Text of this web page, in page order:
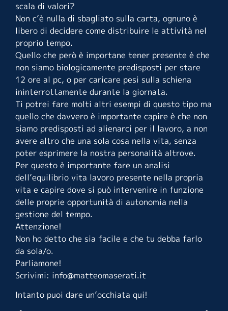
scala di valori?
Non c’è nulla di sbagliato sulla carta, ognuno è
libero di decidere come distribuire le attività nel
proprio tempo.
Quello che però è importane tener presente è che
non siamo biologicamente predisposti per stare
12 ore al pc, o per caricare pesi sulla schiena
ininterrottamente durante la giornata.
Ti potrei fare molti altri esempi di questo tipo ma
quello che davvero è importante capire è che non
siamo predisposti ad alienarci per il lavoro, a non
avere altro che una sola cosa nella vita, senza
poter esprimere la nostra personalità altrove.
Per questo è importante fare un analisi
dell’equilibrio vita lavoro presente nella propria
vita e capire dove si può intervenire in funzione
delle proprie opportunità di autonomia nella
gestione del tempo.
Attenzione!
Non ho detto che sia facile e che tu debba farlo
da sola/o.
Parliamone!
Scrivimi: info@matteomaserati.it
Intanto puoi dare un’occhiata qui!